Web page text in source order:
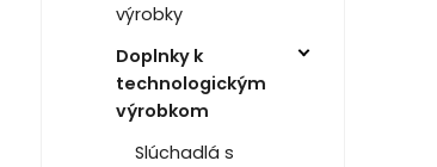
výrobky
Doplnky k
technologickým
výrobkom
Slúchadlá s